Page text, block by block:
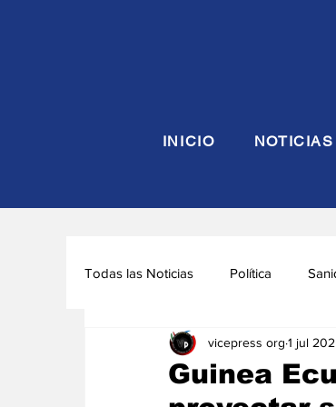
INICIO NOTICIAS
Todas las Noticias Política
Seguridad y Defensa Turismo
Guinea
vicepress org 1 jul